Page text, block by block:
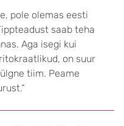
pole olemas eesti
saab teha
Aga isegi kui
on suur
tiim. Peame